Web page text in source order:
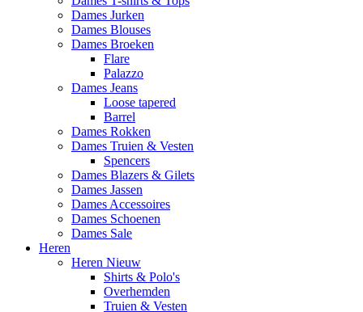
Dames Jurken
Dames Blouses
Dames Broeken
Flare
Palazzo
Dames Jeans
Loose tapered
Barrel
Dames Rokken
Dames Truien & Vesten
Spencers
Dames Blazers & Gilets
Dames Jassen
Dames Accessoires
Dames Schoenen
Dames Sale
Heren
Heren Nieuw
Shirts & Polo's
Overhemden
Truien & Vesten